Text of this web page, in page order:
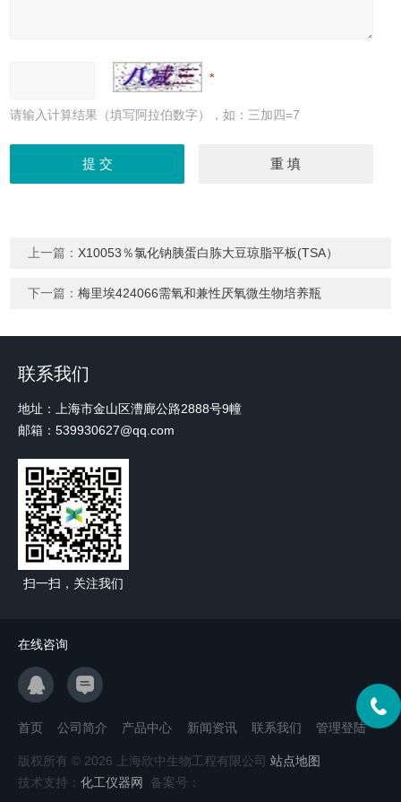
请输入计算结果（填写阿拉伯数字），如：三加四=7
上一篇：X10053％氯化钠胰蛋白胨大豆琼脂平板(TSA）
下一篇：梅里埃424066需氧和兼性厌氧微生物培养瓶
联系我们
地址：上海市金山区漕廊公路2888号9幢
邮箱：539930627@qq.com
扫一扫，关注我们
在线咨询
首页 公司简介 产品中心 新闻资讯 联系我们 管理登陆
版权所有 © 2026 上海欣中生物工程有限公司 站点地图
技术支持： 化工仪器网 备案号：